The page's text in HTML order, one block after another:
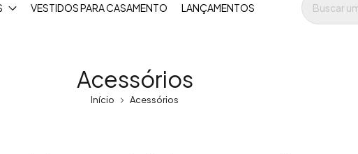
VESTIDOS PARA CASAMENTO LANÇAMENTOS
Acessórios
Início Acessórios